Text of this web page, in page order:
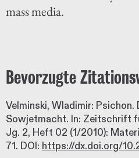
mass media.
Bevorzugte
Velminski, Wladimir: Psichon.
Sowjetmacht. In: Zeitschrift
Jg. 2, Heft 02 (1/2010):
71. DOI: https://dx.doi.org/